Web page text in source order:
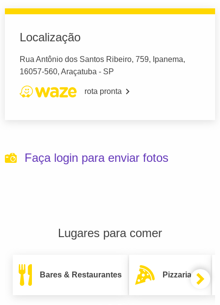
Localização
Rua Antônio dos Santos Ribeiro, 759, Ipanema,
16057-560, Araçatuba - SP
rota pronta
Faça login para enviar fotos
Lugares para comer
Bares & Restaurantes Pizzarias